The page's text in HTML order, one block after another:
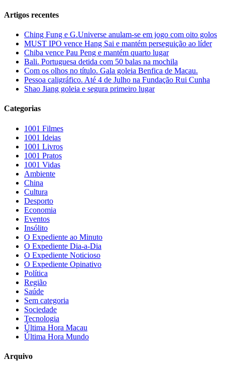
Artigos recentes
Ching Fung e G.Universe anulam-se em jogo com oito golos
MUST IPO vence Hang Sai e mantém perseguição ao líder
Chiba vence Pau Peng e mantém quarto lugar
Bali. Portuguesa detida com 50 balas na mochila
Com os olhos no título. Gala goleia Benfica de Macau.
Pessoa caligráfico. Até 4 de Julho na Fundação Rui Cunha
Shao Jiang goleia e segura primeiro lugar
Categorias
1001 Filmes
1001 Ideias
1001 Livros
1001 Pratos
1001 Vidas
Ambiente
China
Cultura
Desporto
Economia
Eventos
Insólito
O Expediente ao Minuto
O Expediente Dia-a-Dia
O Expediente Noticioso
O Expediente Opinativo
Política
Região
Saúde
Sem categoria
Sociedade
Tecnologia
Última Hora Macau
Última Hora Mundo
Arquivo